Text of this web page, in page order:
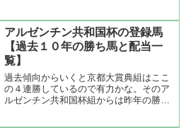
なので面白いレースになると思う。 逃
げるのはオウケンサクラかア...
アルゼンチン共和国杯の登録馬
【過去１０年の勝ち馬と配当一
覧】
過去傾向からいくと京都大賞典組はここ
の４連勝しているので有力かな。そのア
ルゼンチン共和国杯組からは昨年の勝ち